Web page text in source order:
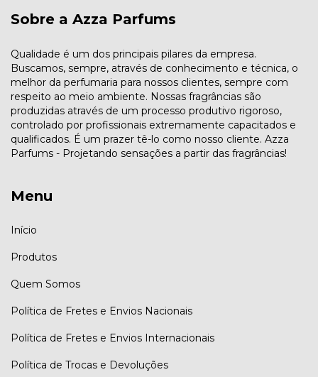
Sobre a Azza Parfums
Qualidade é um dos principais pilares da empresa.
Buscamos, sempre, através de conhecimento e técnica, o
melhor da perfumaria para nossos clientes, sempre com
respeito ao meio ambiente. Nossas fragrâncias são
produzidas através de um processo produtivo rigoroso,
controlado por profissionais extremamente capacitados e
qualificados. É um prazer tê-lo como nosso cliente. Azza
Parfums - Projetando sensações a partir das fragrâncias!
Menu
Início
Produtos
Quem Somos
Política de Fretes e Envios Nacionais
Política de Fretes e Envios Internacionais
Política de Trocas e Devoluções